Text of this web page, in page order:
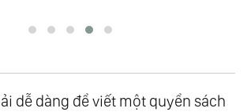
dễ dàng để viết một quyển sách